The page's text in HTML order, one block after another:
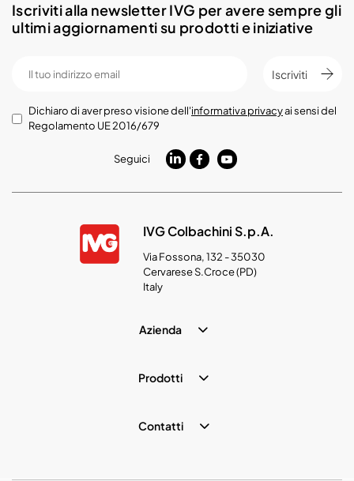
Iscriviti alla newsletter IVG per avere sempre gli
ultimi aggiornamenti su prodotti e iniziative
Iscriviti
Dichiaro di aver preso visione dell'informativa privacyai sensi del
Regolamento UE 2016/679
Seguici
IVG Colbachini S.p.A.
Via Fossona, 132 - 35030
Cervarese S.Croce (PD)
Italy
Azienda
Prodotti
Contatti